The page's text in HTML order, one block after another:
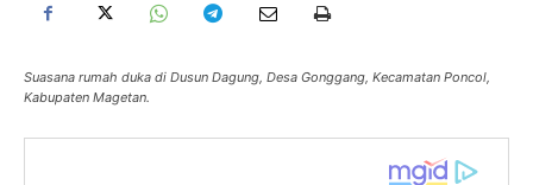
Suasana rumah duka di Dusun Dagung, Desa Gonggang, Kecamatan Poncol,
Kabupaten Magetan.